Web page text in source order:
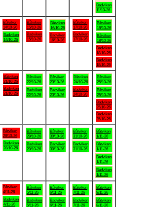
Badviken
11/10-26
Båtviken
14/10-26
Badviken
14/10-26
Båtviken
15/10-26
Badviken
15/10-26
Båtviken
16/10-26
Badviken
16/10-26
Båtviken
17/10-26
Badviken
17/10-26
Båtviken
18/10-26
Båtviken
18/10-26
Badviken
18/10-26
Badviken
18/10-26
Båtviken
21/10-26
Badviken
21/10-26
Båtviken
22/10-26
Badviken
22/10-26
Båtviken
23/10-26
Badviken
23/10-26
Båtviken
24/10-26
Badviken
24/10-26
Båtviken
25/10-26
Båtviken
25/10-26
Badviken
25/10-26
Badviken
25/10-26
Båtviken
28/10-26
Badviken
28/10-26
Båtviken
29/10-26
Badviken
29/10-26
Båtviken
30/10-26
Badviken
30/10-26
Båtviken
31/10-26
Badviken
31/10-26
Båtviken
1/11-26
Båtviken
1/11-26
Badviken
1/11-26
Badviken
1/11-26
Båtviken
4/11-26
Badviken
4/11-26
Båtviken
5/11-26
Badviken
5/11-26
Båtviken
6/11-26
Badviken
6/11-26
Båtviken
7/11-26
Badviken
7/11-26
Båtviken
8/11-26
Båtviken
8/11-26